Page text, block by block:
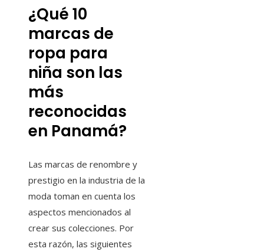
¿Qué 10
marcas de
ropa para
niña son las
más
reconocidas
en Panamá?
Las marcas de renombre y
prestigio en la industria de la
moda toman en cuenta los
aspectos mencionados al
crear sus colecciones. Por
esta razón, las siguientes